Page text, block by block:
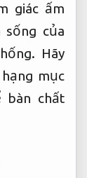
giác ấm
sống của
Hãy
mục
bàn chất